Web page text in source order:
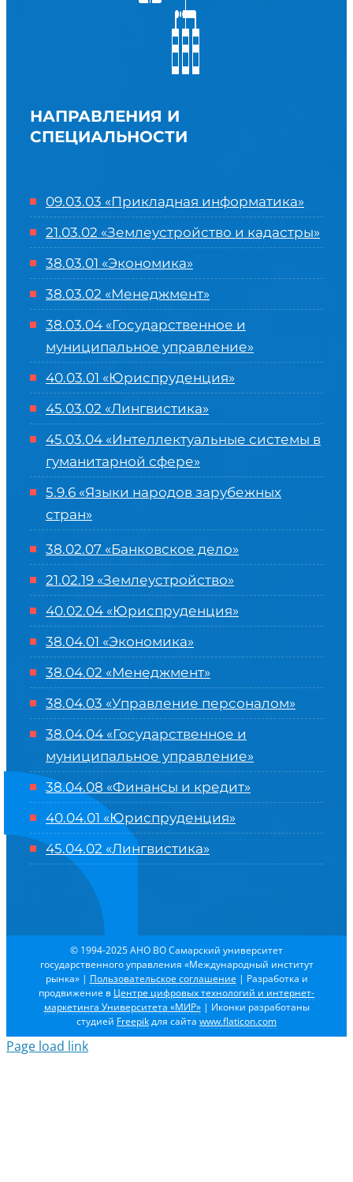
НАПРАВЛЕНИЯ И
СПЕЦИАЛЬНОСТИ
09.03.03 «Прикладная информатика»
21.03.02 «Землеустройство и кадастры»
38.03.01 «Экономика»
38.03.02 «Менеджмент»
38.03.04 «Государственное и
муниципальное управление»
40.03.01 «Юриспруденция»
45.03.02 «Лингвистика»
45.03.04 «Интеллектуальные системы в
гуманитарной сфере»
5.9.6 «Языки народов зарубежных
стран»
38.02.07 «Банковское дело»
21.02.19 «Землеустройство»
40.02.04 «Юриспруденция»
38.04.01 «Экономика»
38.04.02 «Менеджмент»
38.04.03 «Управление персоналом»
38.04.04 «Государственное и
муниципальное управление»
38.04.08 «Финансы и кредит»
40.04.01 «Юриспруденция»
45.04.02 «Лингвистика»
© 1994-2025 АНО ВО Самарский университет
государственного управления «Международный институт
рынка» | Пользовательское соглашение | Разработка и
продвижение в Центре цифровых технологий и интернет-
маркетинга Университета «МИР»| Иконки разработаны
студией Freepikдля сайта www.flaticon.com
Page load link